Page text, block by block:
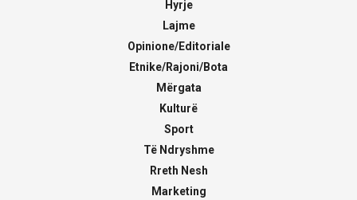
Hyrje
Lajme
Opinione/Editoriale
Etnike/Rajoni/Bota
Mërgata
Kulturë
Sport
Të Ndryshme
Rreth Nesh
Marketing